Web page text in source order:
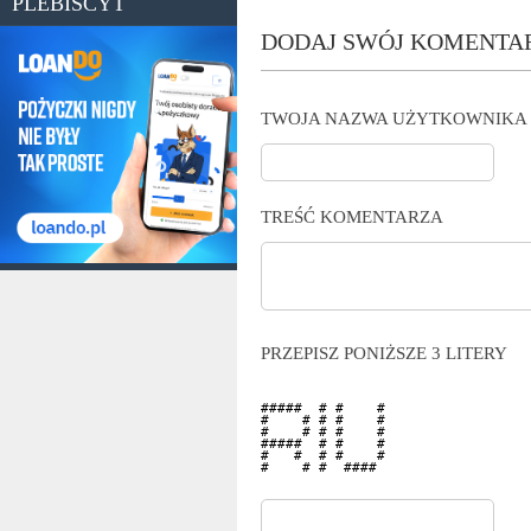
DODAJ SWÓJ
TWOJA NAZWA UŻYTKOWNIKA
TREŚĆ KOMENTARZA
PRZEPISZ PONIŻSZE 3 LITERY
#####  # #    #
#    # # #    #
#    # # #    #
#####  # #    #
#   #  # #    #
#    # #  ####